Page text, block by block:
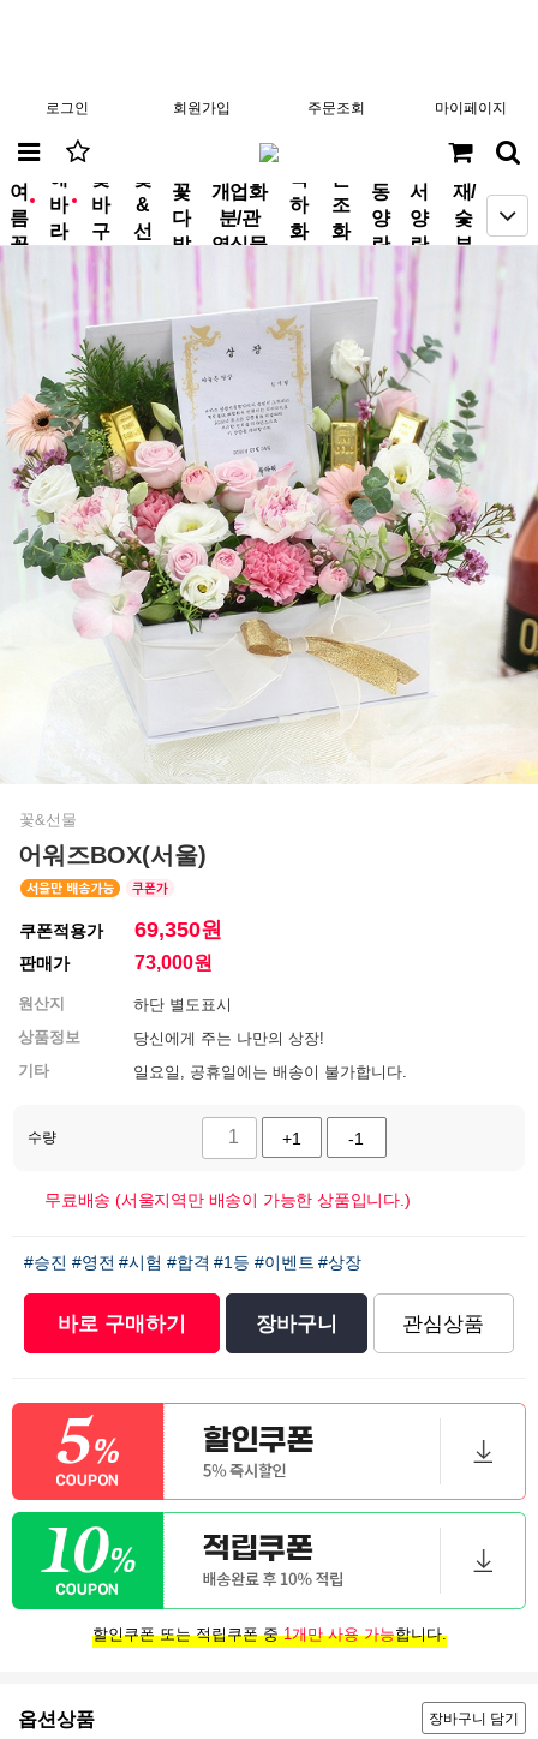
로그인 회원가입 주문조회 마이페이지
new
여
름
꽃
new
해
바
라
꽃
바
구
니
꽃
&
선
꽃
다
발
개업화
분/관
엽식물
축
하
화
근
조
화
동
양
란
서
양
란
분
재/
숯
부
작
꽃&선물
어워즈BOX(서울)
쿠폰적용가 69,350원
판매가 73,000원
원산지
하단 별도표시
상품정보
당신에게 주는 나만의 상장!
기타
일요일, 공휴일에는 배송이 불가합니다.
수량 +1 -1
무료배송 (서울지역만 배송이 가능한 상품입니다.)
#승진 #영전 #시험 #합격 #1등 #이벤트 #상장
바로 구매하기 장바구니 관심상품
할인쿠폰 또는 적립쿠폰 중1개만 사용 가능합니다.
옵션상품 장바구니 담기